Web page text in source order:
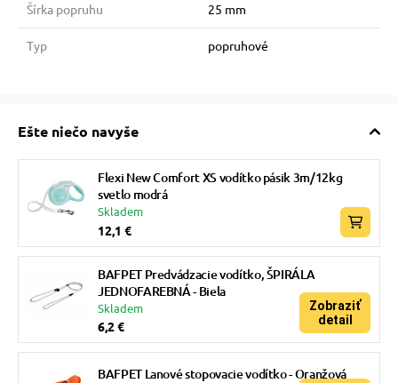
Šírka popruhu 25 mm
Typ popruhové
Ešte niečo navyše
Flexi New Comfort XS vodítko pásik 3m/12kg
svetlo modrá
Skladem
12,1 €
BAFPET Predvádzacie vodítko, ŠPIRÁLA
JEDNOFAREBNÁ - Biela
Skladem
6,2 €
Zobraziť
detail
BAFPET Lanové stopovacie vodítko - Oranžová